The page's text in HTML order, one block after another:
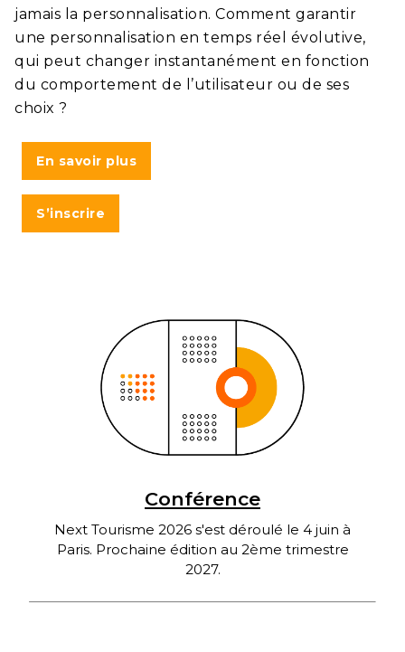
jamais la personnalisation. Comment garantir
une personnalisation en temps réel évolutive,
qui peut changer instantanément en fonction
du comportement de l’utilisateur ou de ses
choix ?
En savoir plus
S’inscrire
Conférence
Next Tourisme 2026 s'est déroulé le 4 juin à
Paris. Prochaine édition au 2ème trimestre
2027.